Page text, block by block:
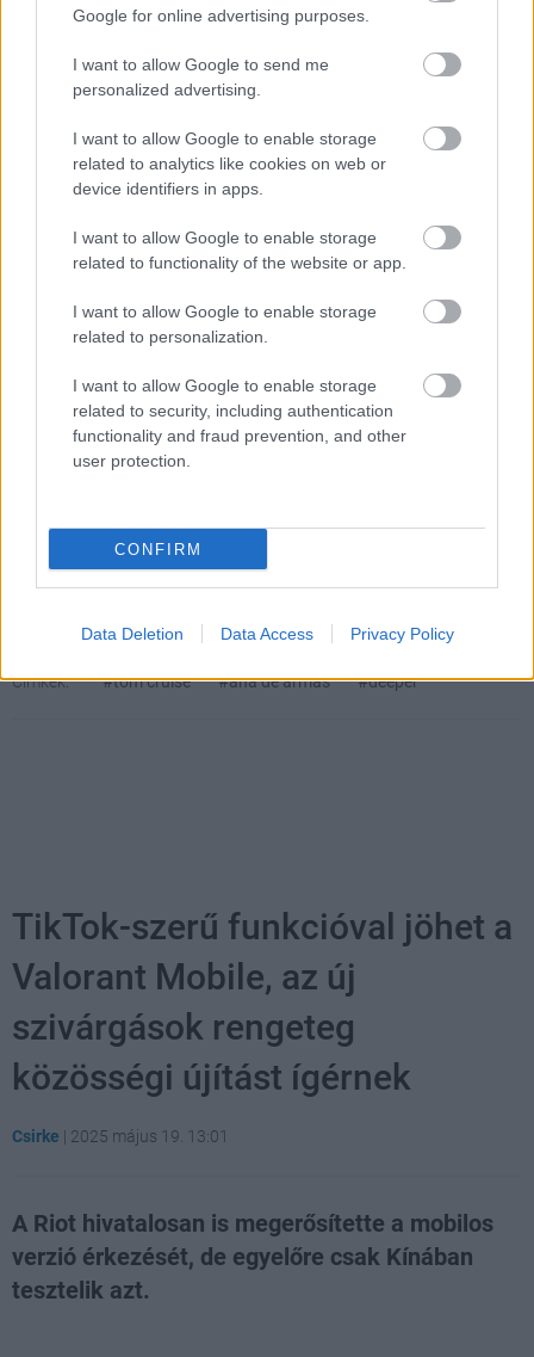
Google for online advertising purposes.
I want to allow Google to send me
personalized advertising.
I want to allow Google to enable storage
related to analytics like cookies on web or
device identifiers in apps.
I want to allow Google to enable storage
related to functionality of the website or app.
I want to allow Google to enable storage
related to personalization.
I want to allow Google to enable storage
related to security, including authentication
functionality and fraud prevention, and other
user protection.
CONFIRM
Data Deletion Data Access Privacy Policy
Rengeteg hír és cikk vár rád, lehet, hogy éppen nem
hogy naprakész maradj, kiválogatjuk neked a
legjobbakat, iratkozz fel hírlevelünkre!
megismertem és azt elfogadom.
Július végén folytatódik a balatoni strandröplabda-
Címkék: #tom cruise #ana de armas #deeper
TikTok-szerű funkcióval jöhet a
Valorant Mobile, az új
szivárgások rengeteg
közösségi újítást ígérnek
Csirke | 2025 május 19. 13:01
A Riot hivatalosan is megerősítette a mobilos
verzió érkezését, de egyelőre csak Kínában
tesztelik azt.